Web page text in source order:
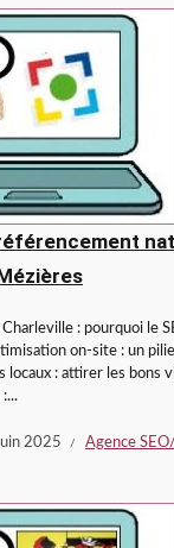
: pourquoi le
on-site : un
locaux : attirer les bons
2025 Agence